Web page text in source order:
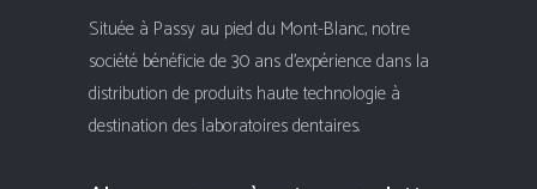
Située à Passy au pied du Mont-Blanc, notre
société bénéficie de 30 ans d'expérience dans la
distribution de produits haute technologie à
destination des laboratoires dentaires.